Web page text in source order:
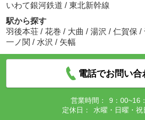
いわて銀河鉄道 / 東北新幹線
駅から探す
羽後本荘 / 花巻 / 大曲 / 湯沢 / 仁賀保 /
一ノ関 / 水沢 / 矢幅
電話でお問い合
営業時間：
9：00~16
定休日：
水曜・日曜・祝